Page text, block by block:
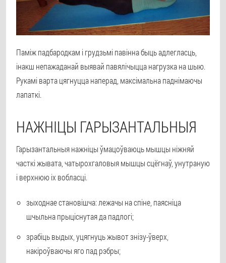
Паміж падбародкам і грудзьмі павінна быць адлегласць,
інакш непажаданай выявай павялічыцца нагрузка на шыю.
Рукамі варта цягнуцца наперад, максімальна паднімаючы
лапаткі.
НАЖНІЦЫ ГАРЫЗАНТАЛЬНЫЯ
Гарызантальныя нажніцы ўмацоўваюць мышцы ніжняй
часткі жывата, чатырохгаловыя мышцы сцёгнаў, унутраную
і верхнюю іх вобласці.
зыходнае становішча: лежачы на спіне, паясніца
шчыльна прыціснутая да падлогі;
зрабіць выдых, уцягнуць жывот знізу-ўверх,
накіроўваючы яго пад рэбры;